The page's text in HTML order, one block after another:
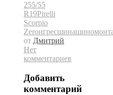
255/55
R19Pirelli
Scorpio
Zeroигресшина
от Дмитрий
Нет
комментариев
Добавить
комментарий